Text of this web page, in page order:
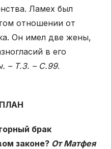
Ламех был
отношении от
Он имел две жены,
в его
– Т.3. – С.99.
брак
законе? От Матфея